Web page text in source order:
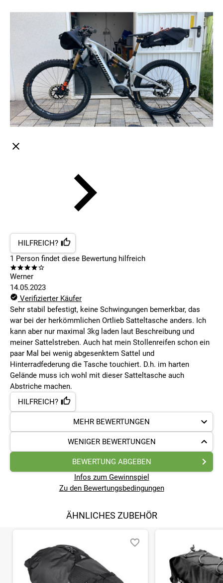
HILFREICH?
1 Person findet diese Bewertung hilfreich
Werner
14.05.2023
Verifizierter Käufer
Sehr stabil befestigt, keine Schwingungen bemerkbar, das
war bei der herkömmlichen Ortlieb Satteltasche anders. Ich
kann aber nur maximal 3kg laden laut Beschreibung und
meiner Sattelstreben. Auch hat mein Stollenreifen schon ein
paar Mal bei wenig abgesenktem Sattel und
Hinterradfederung die Tasche touchiert. D.h. im harten
Gelände muss ich wohl mit dieser Satteltasche auch
Abstriche machen.
HILFREICH?
MEHR BEWERTUNGEN
WENIGER BEWERTUNGEN
BEWERTUNG ABGEBEN
Infos zum Gewinnspiel
Zu den Bewertungsbedingungen
ÄHNLICHES ZUBEHÖR